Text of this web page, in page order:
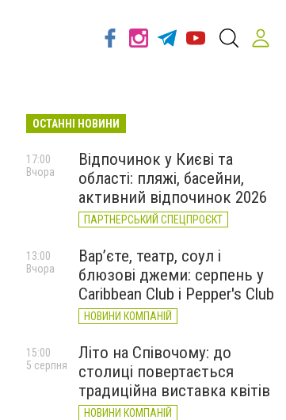
ОСТАННІ НОВИНИ
Відпочинок у Києві та
області: пляжі, басейни,
активний відпочинок 2026
ПАРТНЕРСЬКИЙ СПЕЦПРОЄКТ
17:00
Вчора
Вар’єте, театр, соул і
блюзові джеми: серпень у
Caribbean Club і Pepper's Club
НОВИНИ КОМПАНІЙ
13:00
Вчора
Літо на Співочому: до
столиці повертається
традиційна виставка квітів
НОВИНИ КОМПАНІЙ
15:00
5 серпня